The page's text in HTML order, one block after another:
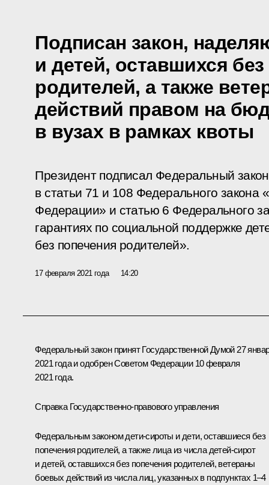
Подписан закон,
и детей, оставшихся
родителей, а также
действий правом на
в вузах в рамках квоты
Президент подписал Федеральный
в статьи 71 и 108 Федерального закона
Федерации» и статью 6 Федерального
гарантиях по социальной поддержке
без попечения родителей».
17 февраля 2021 года 14:20
Федеральный закон принят Государственной Думой 27
2021 года и одобрен Советом Федерации 10 февраля
2021 года.
Справка Государственно-правового управления
Федеральным законом дети-сироты и дети, оставшиеся без
попечения родителей, а также лица из числа детей-сирот
и детей, оставшихся без попечения родителей, ветераны
боевых действий из числа лиц, указанных в подпунктах 1–4